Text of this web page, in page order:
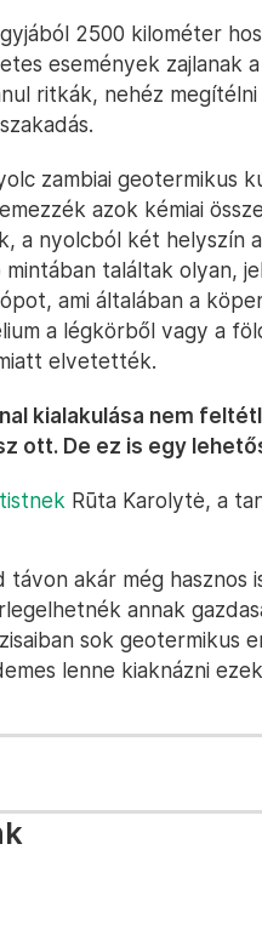
2500 kilométer
események zajlanak
ritkák, nehéz
zambiai geotermikus
azok kémiai
a nyolcból két
találtak olyan,
ami általában a
a légkörből vagy a
elvetették.
kialakulása nem
ott. De ez is egy
Rūta Karolytė, a
távon akár még
annak
sok geotermikus
lenne kiaknázni